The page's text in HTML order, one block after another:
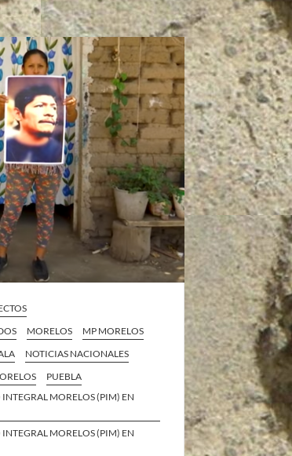
MORELOS
MP MORELOS
NOTICIAS NACIONALES
PUEBLA
MORELOS (PIM) EN
MORELOS (PIM) EN